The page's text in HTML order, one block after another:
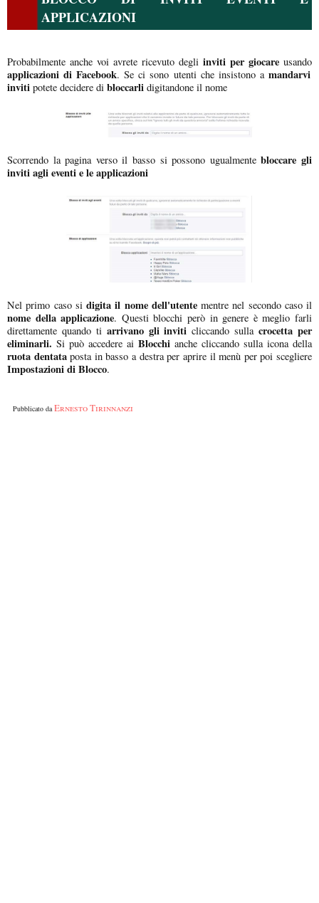
APPLICAZIONI
Probabilmente anche voi avrete ricevuto degli inviti per giocare usando
applicazioni di Facebook. Se ci sono utenti che insistono amandarvi
inviti potete decidere di bloccarli digitandone il nome
Scorrendo la pagina verso il basso si possono ugualmentebloccare gli
inviti agli eventi e le applicazioni
Nel primo caso si digita il nome dell'utentementre nel secondo caso il
nome della applicazione. Questi blocchi però in genere è meglio farli
direttamente quando ti arrivano gli inviti cliccando sullacrocetta per
eliminarli. Si può accedere ai Blocchi anche cliccando sulla icona della
ruota dentataposta in basso a destra per aprire il menù per poi scegliere
Impostazioni di Blocco.
Pubblicato daErnesto Tirinnanzi